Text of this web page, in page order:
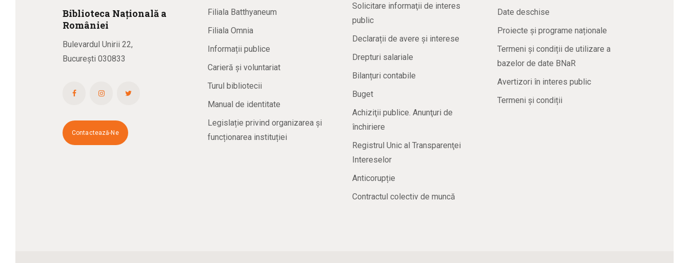
Biblioteca Națională a
României
Bulevardul Unirii 22,
București 030833
Contactează-Ne
Filiala Batthyaneum
Filiala Omnia
Informații publice
Carieră și voluntariat
Turul bibliotecii
Manual de identitate
Legislație privind organizarea și
funcționarea instituției
Solicitare informaţii de interes
public
Declarații de avere și interese
Drepturi salariale
Bilanțuri contabile
Buget
Achiziţii publice. Anunţuri de
închiriere
Registrul Unic al Transparenţei
Intereselor
Anticorupție
Contractul colectiv de muncă
Date deschise
Proiecte și programe naționale
Termeni și condiții de utilizare a
bazelor de date BNaR
Avertizori în interes public
Termeni și condiții